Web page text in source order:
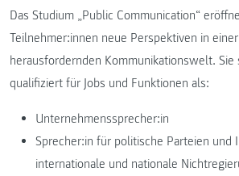
Das Studium „Public Communication“
Teilnehmer:innen neue Perspektiven in
herausfordernden Kommunikationswelt. Sie
qualifiziert für Jobs und Funktionen als:
Unternehmenssprecher:in
Sprecher:in für politische Parteien und
internationale und nationale